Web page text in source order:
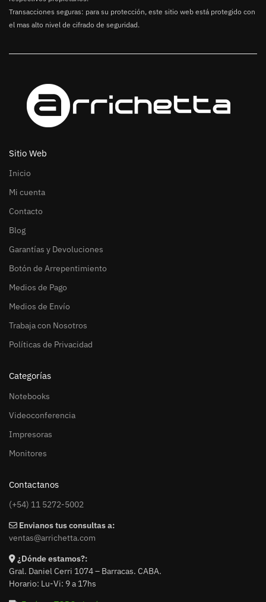
Transacciones seguras: para su protección, este sitio web está protegido con
el mas alto nivel de cifrado de seguridad.
Sitio Web
Inicio
Mi cuenta
Contacto
Blog
Garantías y Devoluciones
Botón de Arrepentimiento
Medios de Pago
Medios de Envío
Trabaja con Nosotros
Políticas de Privacidad
Categorías
Notebooks
Videoconferencia
Impresoras
Monitores
Contactanos
(+54) 11 5272-5002
Envianos tus consultas a:
ventas@arrichetta.com
¿Dónde estamos?:
Gral. Daniel Cerri 1074 – Barracas. CABA.
Horario: Lu-Vi: 9 a 17hs